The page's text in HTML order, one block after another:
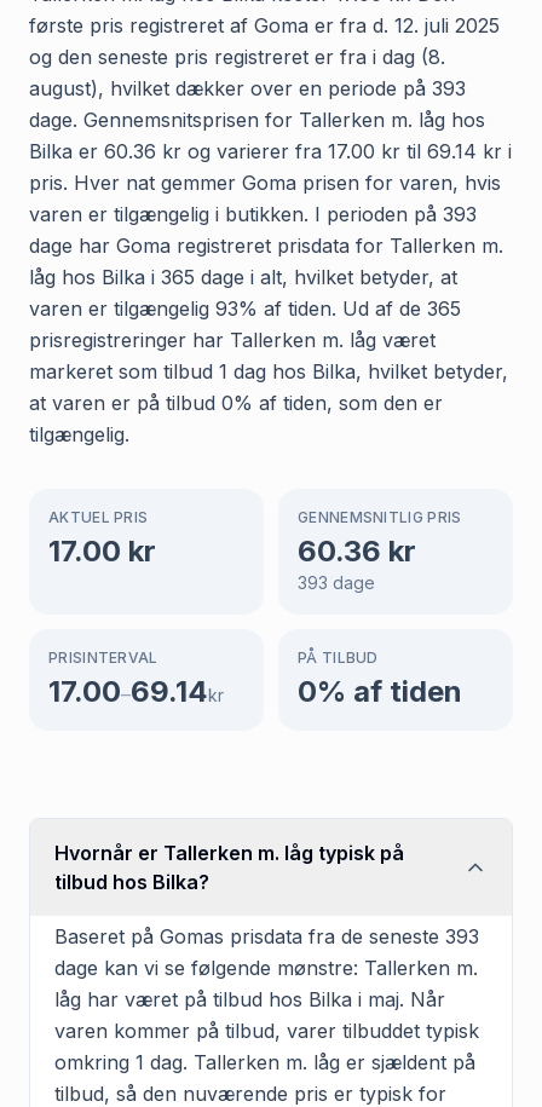
første pris registreret af Goma er fra d. 12. juli 2025
og den seneste pris registreret er fra i dag (8.
august), hvilket dækker over en periode på 393
dage. Gennemsnitsprisen for Tallerken m. låg hos
Bilka er 60.36 kr og varierer fra 17.00 kr til 69.14 kr i
pris. Hver nat gemmer Goma prisen for varen, hvis
varen er tilgængelig i butikken. I perioden på 393
dage har Goma registreret prisdata for Tallerken m.
låg hos Bilka i 365 dage i alt, hvilket betyder, at
varen er tilgængelig 93% af tiden. Ud af de 365
prisregistreringer har Tallerken m. låg været
markeret som tilbud 1 dag hos Bilka, hvilket betyder,
at varen er på tilbud 0% af tiden, som den er
tilgængelig.
AKTUEL PRIS
17.00 kr
GENNEMSNITLIG PRIS
60.36 kr
393 dage
PRISINTERVAL
17.00–69.14kr
PÅ TILBUD
0% af tiden
Hvornår er Tallerken m. låg typisk på
tilbud hos Bilka?
Baseret på Gomas prisdata fra de seneste 393
dage kan vi se følgende mønstre: Tallerken m.
låg har været på tilbud hos Bilka i maj. Når
varen kommer på tilbud, varer tilbuddet typisk
omkring 1 dag. Tallerken m. låg er sjældent på
tilbud, så den nuværende pris er typisk for